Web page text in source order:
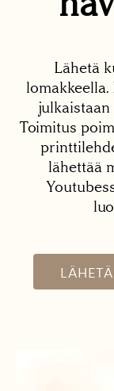
Lähetä
Toimitus
lähettää